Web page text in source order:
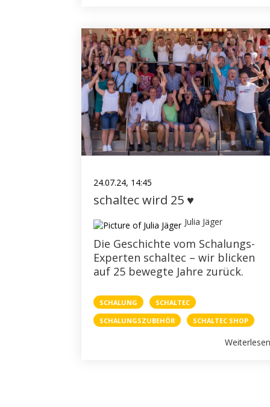
STELLENANZEIGEN
BAUMA
24.07.24, 14:45
schaltec wird 25 ♥
Julia Jäger
Die Geschichte vom Schalungs-
Experten schaltec – wir blicken
auf 25 bewegte Jahre zurück.
SCHALUNG
SCHALTEC
SCHALUNGSZUBEHÖR
SCHALTEC SHOP
Weiterlesen